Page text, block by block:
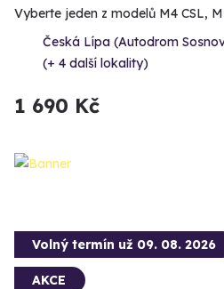
Vyberte jeden z modelů M4 CSL,
Česká Lípa (Autodrom
(+ 4 další lokality)
1 690 Kč
Volný termín už 09. 08. 2026
AKCE